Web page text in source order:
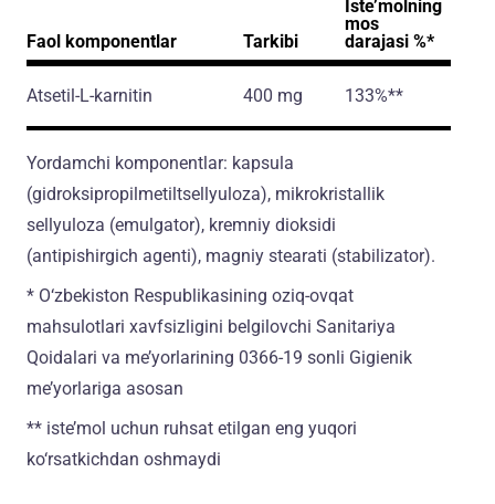
Faol komponentlar Tarkibi
Iste’molning
mos
darajasi %*
Atsetil-L-karnitin 400 mg 133%**
Yordamchi komponentlar: kapsula
(gidroksipropilmetiltsellyuloza), mikrokristallik
sellyuloza (emulgator), kremniy dioksidi
(antipishirgich agenti), magniy stearati (stabilizator).
* O‘zbekiston Respublikasining oziq-ovqat
mahsulotlari xavfsizligini belgilovchi Sanitariya
Qoidalari va me’yorlarining 0366-19 sonli Gigienik
me’yorlariga asosan
** iste’mol uchun ruhsat etilgan eng yuqori
ko‘rsatkichdan oshmaydi